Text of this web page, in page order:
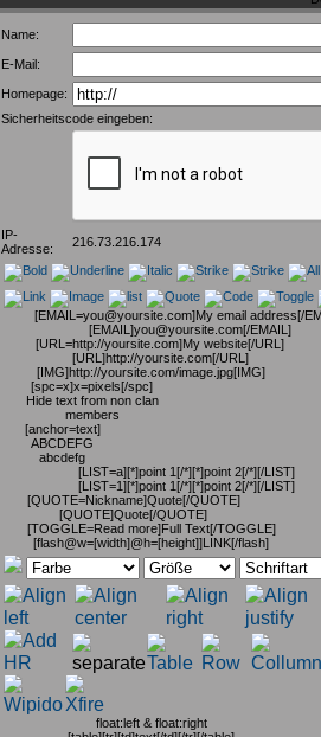
Name:
E-Mail:
Homepage:
Sicherheitscode eingeben:
IP-
Adresse:
216.73.216.174
[EMAIL=you@yoursite.com]My email address[/
[EMAIL]you@yoursite.com[/EMAIL]
[URL=http://yoursite.com]My website[/URL]
[URL]http://yoursite.com[/URL]
[IMG]http://yoursite.com/image.jpg[IMG]
[spc=x]x=pixels[/spc]
Hide text from non clan
members
[anchor=text]
ABCDEFG
abcdefg
[LIST=a][*]point 1[/*][*]point 2[/*][/LIST]
[LIST=1][*]point 1[/*][*]point 2[/*][/LIST]
[QUOTE=Nickname]Quote[/QUOTE]
[QUOTE]Quote[/QUOTE]
[TOGGLE=Read more]Full Text[/TOGGLE]
[flash@w=[width]@h=[height]]LINK[/flash]
float:left & float:right